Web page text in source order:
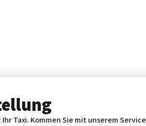
Taxi. Kommen Sie mit unserem Service